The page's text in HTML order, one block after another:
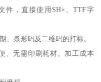
件，直接使用SH×、TTF字
、条形码及二维码的打标。
、无需印刷耗材。加工成本